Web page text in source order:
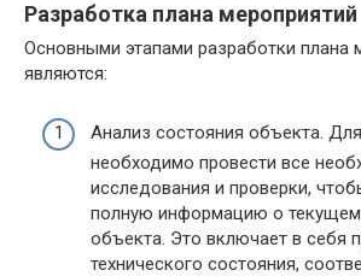
Разработка плана мероприятий
Основными этапами разработки плана
являются:
Анализ состояния объекта.
необходимо провести все
исследования и проверки,
полную информацию о текущем
объекта. Это включает в себя
технического состояния,